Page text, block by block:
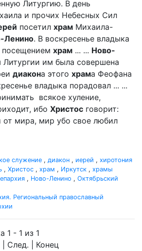
Литургию. В день
и прочих Небесных Сил
посетил храм Михаила-
Ленино. В воскресенье владыка
посещением храм ... ... Ново-
Литургии им была совершена
диакона этого храма Феофана
владыка порадовал ... ...
всякое хуление,
ибо Христос говорит:
от мира, мир убо свое любил
служение , диакон , иерей , хиротония
, Христос , храм , Иркутск , храмы
, Ново-Ленино , Октябрьский
Региональный православный
1 - 1 из 1
| След. | Конец